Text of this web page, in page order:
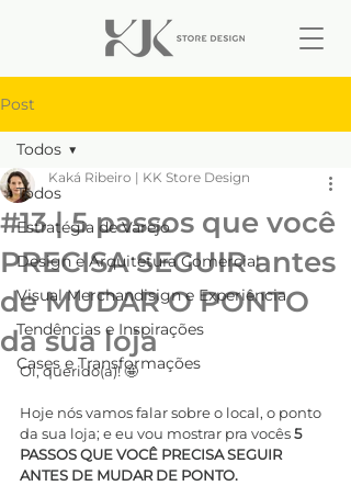
Post
Todos
Estratégia de Varejo
Design e Arquitetura Comercial
Visual Merchandisign e Experiência
Tendências e Inspirações
Cases e Transformações
Todos
#13 | 5 passos que você
PRECISA SEGUIR antes
de MUDAR O PONTO
da sua loja
Kaká Ribeiro | KK Store Design
Oi, querido(a)! 🤩
Hoje nós vamos falar sobre o local, o ponto
da sua loja; e eu vou mostrar pra vocês 5
PASSOS QUE VOCÊ PRECISA SEGUIR
ANTES DE MUDAR DE PONTO.